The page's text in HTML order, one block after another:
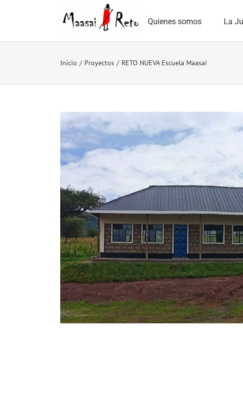
Quienes somos La
Inicio / Proyectos / RETO NUEVA Escuela Maasai